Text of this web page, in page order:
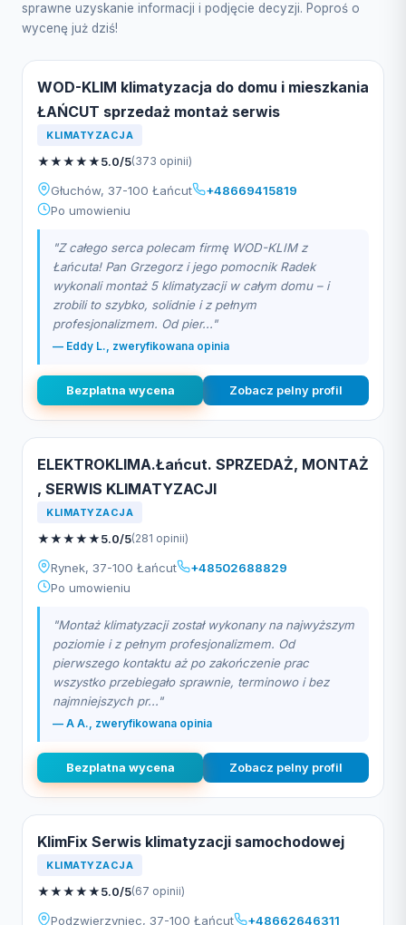
sprawne uzyskanie informacji i podjęcie decyzji. Poproś o
wycenę już dziś!
WOD-KLIM klimatyzacja do domu i mieszkania
ŁAŃCUT sprzedaż montaż serwis
KLIMATYZACJA
★★★★★5.0/5(373 opinii)
Głuchów, 37-100 Łańcut
+48669415819
Po umowieniu
"Z całego serca polecam firmę WOD-KLIM z
Łańcuta! Pan Grzegorz i jego pomocnik Radek
wykonali montaż 5 klimatyzacji w całym domu – i
zrobili to szybko, solidnie i z pełnym
profesjonalizmem. Od pier..."
— Eddy L., zweryfikowana opinia
Bezplatna wycena Zobacz pelny profil
ELEKTROKLIMA.Łańcut. SPRZEDAŻ, MONTAŻ
, SERWIS KLIMATYZACJI
KLIMATYZACJA
★★★★★5.0/5(281 opinii)
Rynek, 37-100 Łańcut
+48502688829
Po umowieniu
"Montaż klimatyzacji został wykonany na najwyższym
poziomie i z pełnym profesjonalizmem. Od
pierwszego kontaktu aż po zakończenie prac
wszystko przebiegało sprawnie, terminowo i bez
najmniejszych pr..."
— A A., zweryfikowana opinia
Bezplatna wycena Zobacz pelny profil
KlimFix Serwis klimatyzacji samochodowej
KLIMATYZACJA
★★★★★5.0/5(67 opinii)
Podzwierzyniec, 37-100 Łańcut
+48662646311